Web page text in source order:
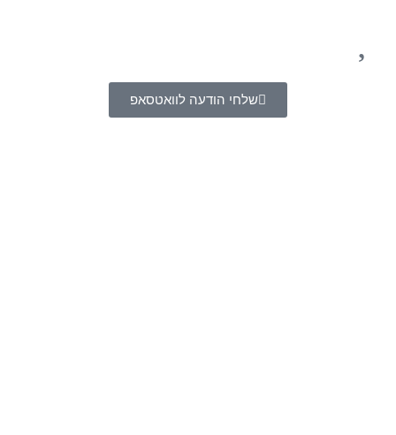
שלחי הודעה לוואטסאפ